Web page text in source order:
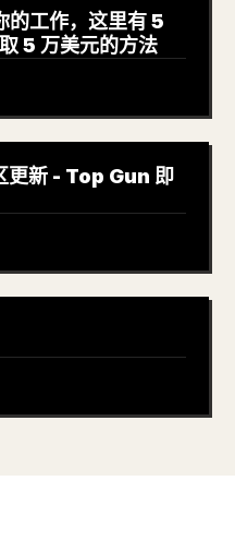
的工作，这里有 5
5 万美元的方法
新 - Top Gun 即